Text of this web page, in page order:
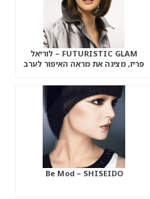
FUTURISTIC GLAM – לוריאל
פריז, מציגה את מראה האיפור לערב
Be Mod – SHISEIDO